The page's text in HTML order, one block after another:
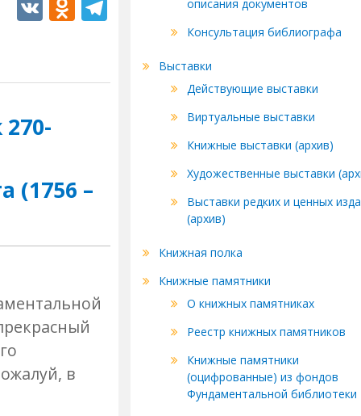
V O
o
ni
T
gr
(1756 –
в
описания документов
Консультация библиографа
Выставки
Действующие выставки
Виртуальные выставки
Книжные выставки (архив)
Художественные выставки
Выставки редких и ценных
(архив)
Книжная полка
Книжные памятники
О книжных памятниках
Реестр книжных памятников
Книжные памятники
(оцифрованные) из фондов
Фундаментальной библиотеки